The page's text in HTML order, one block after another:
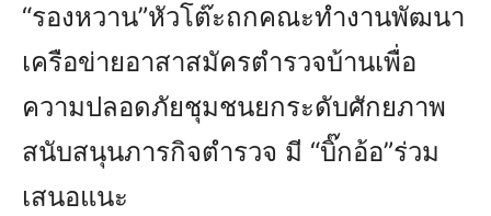
“รองหวาน”หัวโต๊ะถกคณะทำงานพัฒนา
เครือข่ายอาสาสมัครตำรวจบ้านเพื่อ
ความปลอดภัยชุมชนยกระดับศักยภาพ
สนับสนุนภารกิจตำรวจ มี “บิ๊กอ้อ”ร่วม
เสนอแนะ